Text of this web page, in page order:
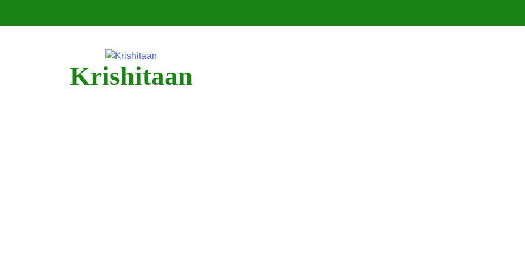
Krishitaan